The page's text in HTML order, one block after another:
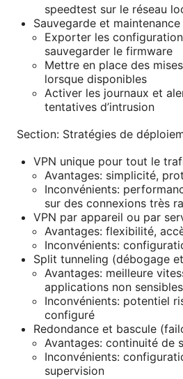
speedtest sur le réseau
Sauvegarde et maintenance
Exporter les
sauvegarder le firmware
Mettre en place des
lorsque disponibles
Activer les journaux et
tentatives d’intrusion
Section: Stratégies de
VPN unique pour tout le
Avantages: simplicité,
Inconvénients:
sur des connexions très
VPN par appareil ou par
Avantages: flexibilité,
Inconvénients:
Split tunneling (débogage
Avantages: meilleure
applications non sensibles
Inconvénients: potentiel
configuré
Redondance et bascule
Avantages: continuité de
Inconvénients:
supervision